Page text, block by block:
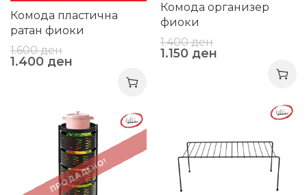
Комода организер
фиоки
1.400ден
1.150 ден
Комода пластична
ратан фиоки
1.600ден
1.400 ден
ПРОДАДЕНО!